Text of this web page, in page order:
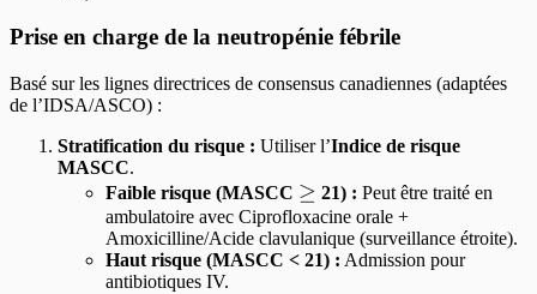
Prise en charge de la neutropénie fébrile
Basé sur les lignes directrices de consensus canadiennes (adaptées
de l’IDSA/ASCO) :
Stratification du risque : Utiliser l’Indice de risque
MASCC.
Faible risque (MASCC \ge
≥ 21) : Peut être traité en
ambulatoire avec Ciprofloxacine orale +
Amoxicilline/Acide clavulanique (surveillance étroite).
Haut risque (MASCC < 21) : Admission pour
antibiotiques IV.